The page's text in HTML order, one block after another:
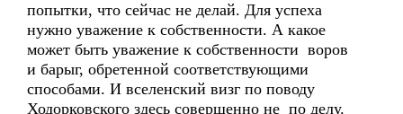
попытки, что сейчас не делай. Для успеха
нужно уважение к собственности. А какое
может быть уважение к собственности воров
и барыг, обретенной соответствующими
способами. И вселенский визг по поводу
Ходорковского здесь совершенно не по делу.